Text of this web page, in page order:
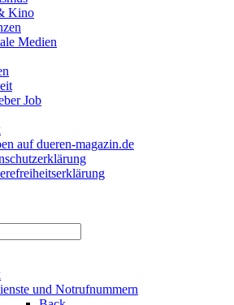
Kino
Medien
Job
auf dueren-magazin.de
und Notrufnummern